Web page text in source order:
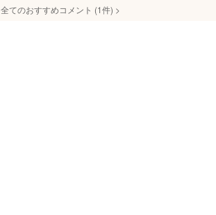
全てのおすすめコメント (1件) >